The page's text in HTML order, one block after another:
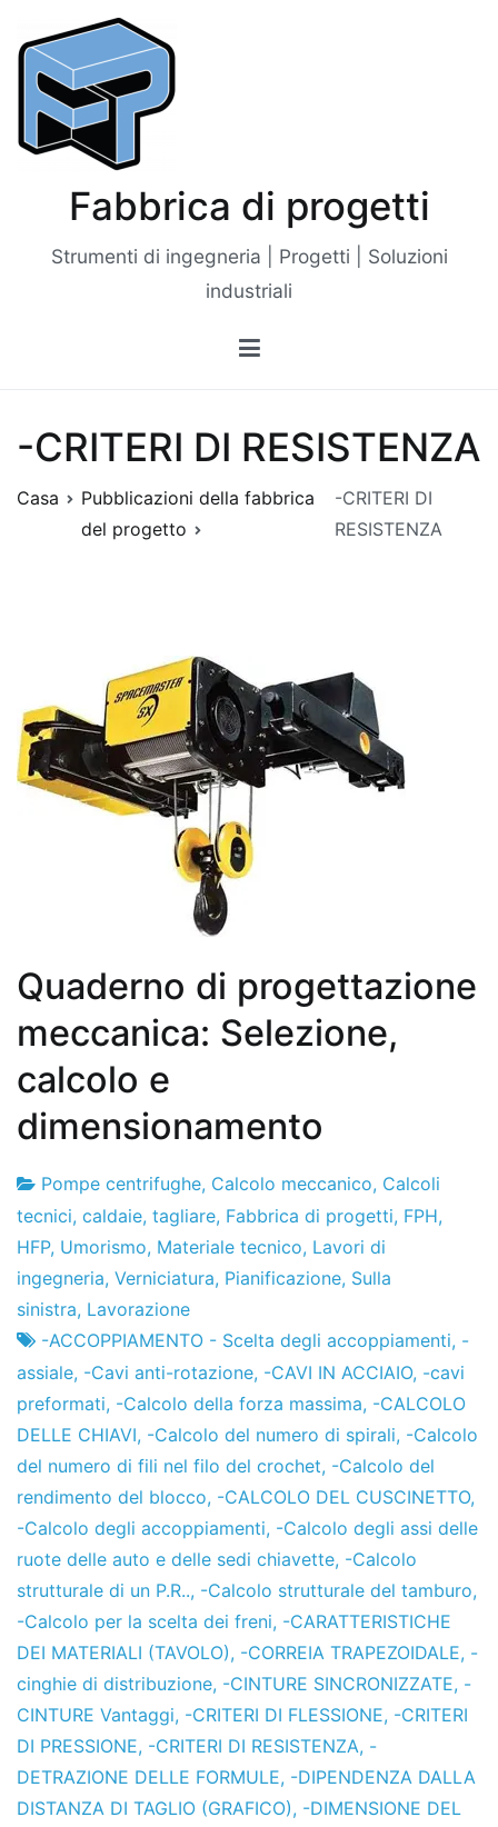
contenuto
Fabbrica di progetti
Strumenti di ingegneria | Progetti | Soluzioni
industriali
-CRITERI DI RESISTENZA
Casa
Pubblicazioni della fabbrica
del progetto
-CRITERI DI
RESISTENZA
Quaderno di progettazione
meccanica: Selezione,
calcolo e
dimensionamento
Fabbrica
di
progetti
7
il
dicembre
de
2012
Pompe centrifughe, Calcolo meccanico, Calcoli
tecnici, caldaie, tagliare, Fabbrica di progetti, FPH,
HFP, Umorismo, Materiale tecnico, Lavori di
ingegneria, Verniciatura, Pianificazione, Sulla
sinistra, Lavorazione
-ACCOPPIAMENTO - Scelta degli accoppiamenti, -
assiale, -Cavi anti-rotazione, -CAVI IN ACCIAIO, -cavi
preformati, -Calcolo della forza massima, -CALCOLO
DELLE CHIAVI, -Calcolo del numero di spirali, -Calcolo
del numero di fili nel filo del crochet, -Calcolo del
rendimento del blocco, -CALCOLO DEL CUSCINETTO,
-Calcolo degli accoppiamenti, -Calcolo degli assi delle
ruote delle auto e delle sedi chiavette, -Calcolo
strutturale di un P.R.., -Calcolo strutturale del tamburo,
-Calcolo per la scelta dei freni, -CARATTERISTICHE
DEI MATERIALI (TAVOLO), -CORREIA TRAPEZOIDALE, -
cinghie di distribuzione, -CINTURE SINCRONIZZATE, -
CINTURE Vantaggi, -CRITERI DI FLESSIONE, -CRITERI
DI PRESSIONE, -CRITERI DI RESISTENZA, -
DETRAZIONE DELLE FORMULE, -DIPENDENZA DALLA
DISTANZA DI TAGLIO (GRAFICO), -DIMENSIONE DEL